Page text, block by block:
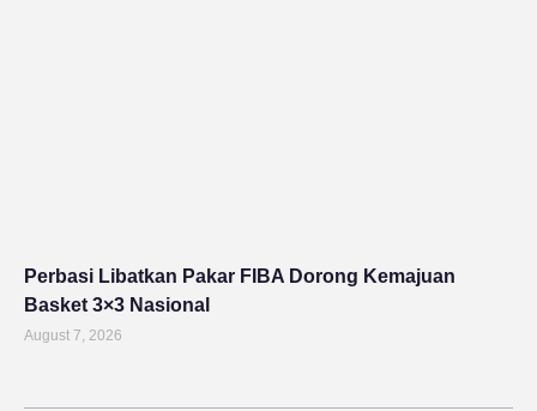
Perbasi Libatkan Pakar FIBA Dorong Kemajuan
Basket 3×3 Nasional
August 7, 2026